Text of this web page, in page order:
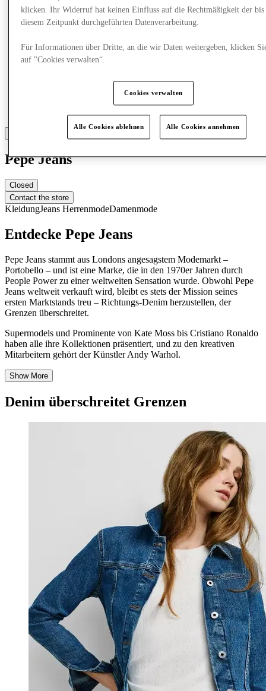
Pepe Jeans
Closed
Contact the store
KleidungJeans HerrenmodeDamenmode
Entdecke Pepe Jeans
Pepe Jeans stammt aus Londons angesagstem Modemarkt –
Portobello – und ist eine Marke, die in den 1970er Jahren durch
People Power zu einer weltweiten Sensation wurde. Obwohl Pepe
Jeans weltweit verkauft wird, bleibt es stets der Mission seines
ersten Marktstands treu – Richtungs-Denim herzustellen, der
Grenzen überschreitet.
Supermodels und Prominente von Kate Moss bis Cristiano Ronaldo
haben alle ihre Kollektionen präsentiert, und zu den kreativen
Mitarbeitern gehört der Künstler Andy Warhol.
Show More
Denim überschreitet Grenzen
klicken. Ihr Widerruf hat keinen Einfluss auf die Rechtmäßigkeit der bis
diesem Zeitpunkt durchgeführten Datenverarbeitung.
Für Informationen über Dritte, an die wir Daten weitergeben, klicken
auf "Cookies verwalten“.
Cookies verwalten
Alle Cookies ablehnen Alle Cookies annehmen